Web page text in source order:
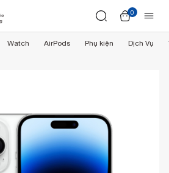
0
Watch AirPods Phụ kiện Dịch Vụ